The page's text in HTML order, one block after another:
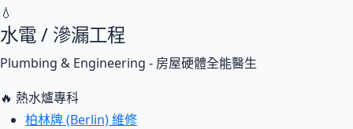
💧
水電 / 滲漏工程
Plumbing & Engineering - 房屋硬體全能醫生
🔥 熱水爐專科
柏林牌 (Berlin) 維修